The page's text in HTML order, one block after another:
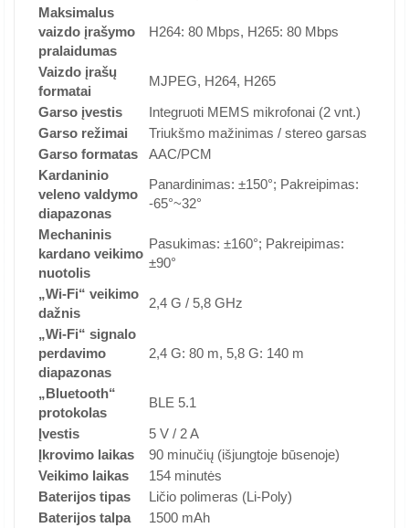
Maksimalus
vaizdo įrašymo
pralaidumas
H264: 80 Mbps, H265: 80 Mbps
Vaizdo įrašų
formatai
MJPEG, H264, H265
Garso įvestis
Integruoti MEMS mikrofonai (2 vnt.)
Garso režimai
Triukšmo mažinimas / stereo garsas
Garso formatas
AAC/PCM
Kardaninio
veleno valdymo
diapazonas
Panardinimas: ±150°; Pakreipimas:
-65°~32°
Mechaninis
kardano veikimo
nuotolis
Pasukimas: ±160°; Pakreipimas:
±90°
„Wi-Fi“ veikimo
dažnis
2,4 G / 5,8 GHz
„Wi-Fi“ signalo
perdavimo
diapazonas
2,4 G: 80 m, 5,8 G: 140 m
„Bluetooth“
protokolas
BLE 5.1
Įvestis
5 V / 2 A
Įkrovimo laikas
90 minučių (išjungtoje būsenoje)
Veikimo laikas
154 minutės
Baterijos tipas
Ličio polimeras (Li-Poly)
Baterijos talpa
1500 mAh